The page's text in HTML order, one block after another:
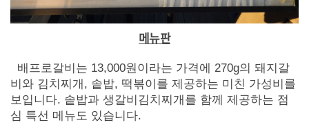
메뉴판
배프로갈비는 13,000원이라는 가격에 270g의 돼지갈
비와 김치찌개, 솥밥, 떡볶이를 제공하는 미친 가성비를
보입니다. 솥밥과 생갈비김치찌개를 함께 제공하는 점
심 특선 메뉴도 있습니다.